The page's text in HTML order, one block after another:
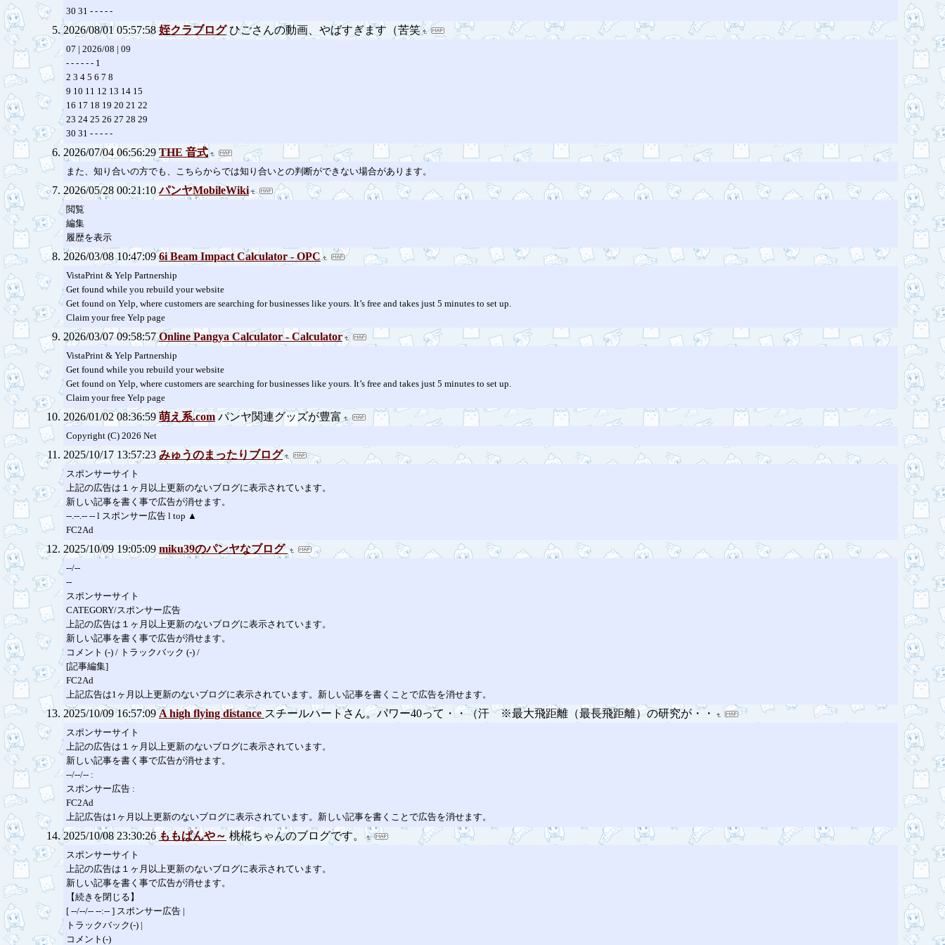
30 31 - - - - -
2026/08/01 05:57:58 姪クラブログ ひごさんの動画、やばすぎます（苦笑
07 | 2026/08 | 09
- - - - - - 1
2 3 4 5 6 7 8
9 10 11 12 13 14 15
16 17 18 19 20 21 22
23 24 25 26 27 28 29
30 31 - - - - -
2026/07/04 06:56:29 THE 音式
また、知り合いの方でも、こちらからでは知り合いとの判断ができない場合があります。
2026/05/28 00:21:10 パンヤMobileWiki
閲覧
編集
履歴を表示
2026/03/08 10:47:09 6i Beam Impact Calculator - OPC
VistaPrint & Yelp Partnership
Get found while you rebuild your website
Get found on Yelp, where customers are searching for businesses like yours. It’s free and takes just 5 minutes to set up.
Claim your free Yelp page
2026/03/07 09:58:57 Online Pangya Calculator - Calculator
VistaPrint & Yelp Partnership
Get found while you rebuild your website
Get found on Yelp, where customers are searching for businesses like yours. It’s free and takes just 5 minutes to set up.
Claim your free Yelp page
2026/01/02 08:36:59 萌え系.com パンヤ関連グッズが豊富
Copyright (C) 2026 Net
2025/10/17 13:57:23 みゅうのまったりブログ
スポンサーサイト
上記の広告は１ヶ月以上更新のないブログに表示されています。
新しい記事を書く事で広告が消せます。
--.--.-- -- l スポンサー広告 l top ▲
FC2Ad
2025/10/09 19:05:09 miku39のパンヤなブログ
--/--
--
スポンサーサイト
CATEGORY/スポンサー広告
上記の広告は１ヶ月以上更新のないブログに表示されています。
新しい記事を書く事で広告が消せます。
コメント (-) / トラックバック (-) /
[記事編集]
FC2Ad
上記広告は1ヶ月以上更新のないブログに表示されています。新しい記事を書くことで広告を消せます。
2025/10/09 16:57:09 A high flying distance スチールハートさん。パワー40って・・（汗 ※最大飛距離（最長飛距離）の研究が・・
スポンサーサイト
上記の広告は１ヶ月以上更新のないブログに表示されています。
新しい記事を書く事で広告が消せます。
--/--/-- :
スポンサー広告 :
FC2Ad
上記広告は1ヶ月以上更新のないブログに表示されています。新しい記事を書くことで広告を消せます。
2025/10/08 23:30:26 ももぱんや～ 桃椛ちゃんのブログです。
スポンサーサイト
上記の広告は１ヶ月以上更新のないブログに表示されています。
新しい記事を書く事で広告が消せます。
【続きを閉じる】
[ --/--/-- --:-- ] スポンサー広告 |
トラックバック(-) |
コメント(-)